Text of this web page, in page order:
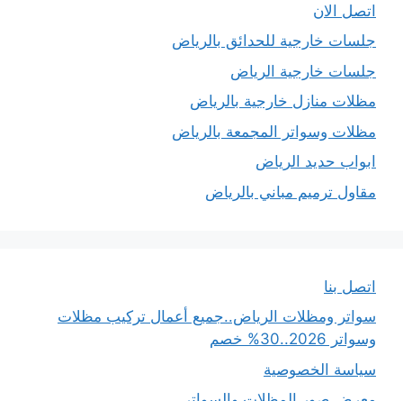
اتصل الان
جلسات خارجية للحدائق بالرياض
جلسات خارجية الرياض
مظلات منازل خارجية بالرياض
مظلات وسواتر المجمعة بالرياض
ابواب حديد الرياض
مقاول ترميم مباني بالرياض
اتصل بنا
سواتر ومظلات الرياض..جميع أعمال تركيب مظلات
وسواتر 2026..30% خصم
سياسة الخصوصية